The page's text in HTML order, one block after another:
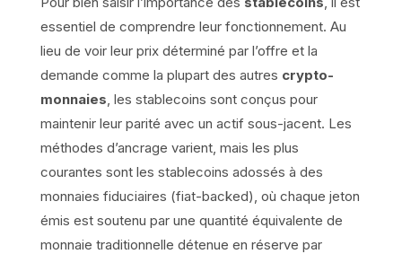
essentiel de comprendre leur fonctionnement. Au
lieu de voir leur prix déterminé par l’offre et la
demande comme la plupart des autres crypto-
monnaies, les stablecoins sont conçus pour
maintenir leur parité avec un actif sous-jacent. Les
méthodes d’ancrage varient, mais les plus
courantes sont les stablecoins adossés à des
monnaies fiduciaires (fiat-backed), où chaque jeton
émis est soutenu par une quantité équivalente de
monnaie traditionnelle détenue en réserve par